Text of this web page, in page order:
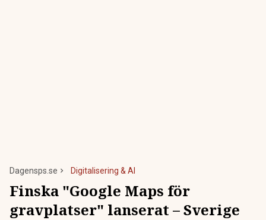
Dagensps.se Digitalisering & AI
Finska "Google Maps för
gravplatser" lanserat – Sverige